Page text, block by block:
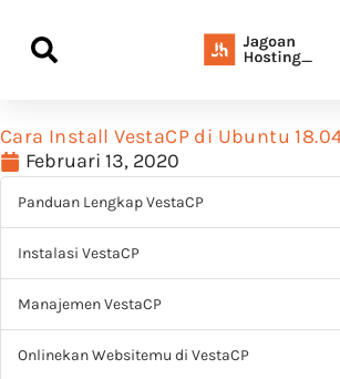
Cara Install VestaCP di Ubuntu
Februari 13, 2020
Panduan Lengkap VestaCP
Instalasi VestaCP
Manajemen VestaCP
Onlinekan Websitemu di VestaCP